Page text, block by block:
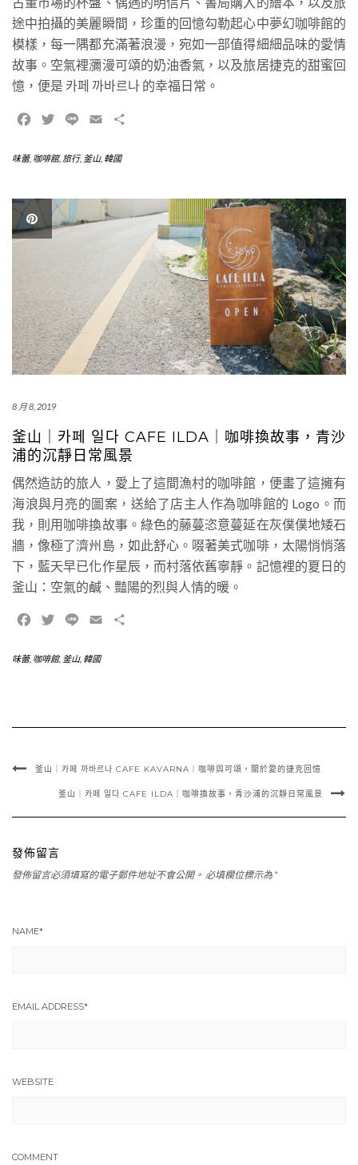
途中拍攝的美麗瞬間，珍重的回憶勾勒起心中夢幻咖啡館的
模樣，每一隅都充滿著浪漫，宛如一部值得細細品味的愛情
故事。空氣裡瀰漫可頌的奶油香氣，以及旅居捷克的甜蜜回
憶，便是 카페 까바르나 的幸福日常。
FacebookTwitter
Line Email
味蕾, 咖啡館, 旅行, 釜山, 韓國
8 月 8, 2019
釜山｜카페 일다 CAFE ILDA｜咖啡換故事，青沙
浦的沉靜日常風景
偶然造訪的旅人，愛上了這間漁村的咖啡館，便畫了這擁有
海浪與月亮的圖案，送給了店主人作為咖啡館的 Logo。而
我，則用咖啡換故事。綠色的藤蔓恣意蔓延在灰僕僕地矮石
牆，像極了濟州島，如此舒心。啜著美式咖啡，太陽悄悄落
下，藍天早已化作星辰，而村落依舊寧靜。記憶裡的夏日的
釜山：空氣的鹹、豔陽的烈與人情的暖。
FacebookTwitter
Line Email
味蕾, 咖啡館, 釜山, 韓國
釜山｜카페 까바르나 CAFE KAVARNA｜咖啡與可頌，關於愛的捷克回憶
釜山｜카페 일다 CAFE ILDA｜咖啡換故事，青沙浦的沉靜日常風景
發佈留言
發佈留言必須填寫的電子郵件地址不會公開。 必填欄位標示為 *
NAME*
EMAIL ADDRESS*
WEBSITE
COMMENT